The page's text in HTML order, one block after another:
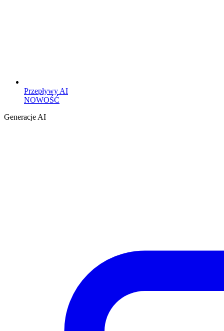
Przepływy AI
NOWOŚĆ
Generacje AI